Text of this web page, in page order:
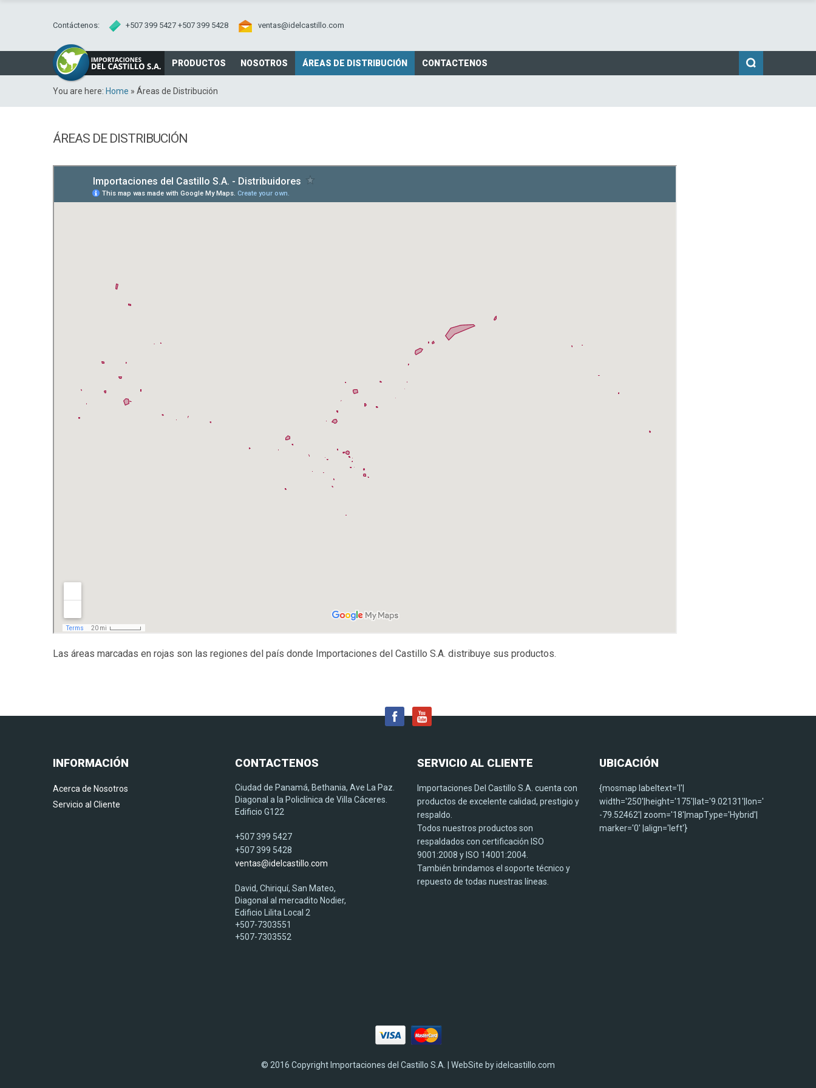
Contáctenos: +507 399 5427 +507 399 5428 ventas@idelcastillo.com
PRODUCTOS NOSOTROS ÁREAS DE DISTRIBUCIÓN CONTACTENOS
You are here: Home » Áreas de Distribución
ÁREAS DE DISTRIBUCIÓN
Las áreas marcadas en rojas son las regiones del país donde Importaciones del Castillo S.A. distribuye sus productos.
INFORMACIÓN
Acerca de Nosotros
Servicio al Cliente
CONTACTENOS
Ciudad de Panamá, Bethania, Ave La Paz.
Diagonal a la Policlínica de Villa Cáceres.
Edificio G122
+507 399 5427
+507 399 5428
ventas@idelcastillo.com
David, Chiriquí, San Mateo,
Diagonal al mercadito Nodier,
Edificio Lilita Local 2
+507-7303551
+507-7303552
SERVICIO AL CLIENTE
Importaciones Del Castillo S.A. cuenta con
productos de excelente calidad, prestigio y
respaldo.
Todos nuestros productos son
respaldados con certificación ISO
9001:2008 y ISO 14001:2004.
También brindamos el soporte técnico y
repuesto de todas nuestras líneas.
UBICACIÓN
{mosmap labeltext='I'|
width='250'|height='175'|lat='9.02131'|lon='
-79.52462'| zoom='18'|mapType='Hybrid'|
marker='0' |align='left'}
© 2016 Copyright Importaciones del Castillo S.A. | WebSite by idelcastillo.com